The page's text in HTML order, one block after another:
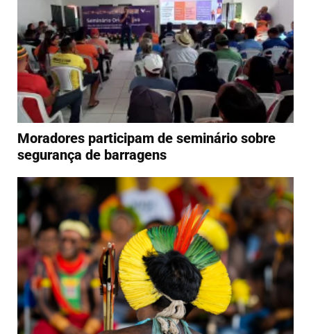
Moradores participam de seminário sobre
segurança de barragens